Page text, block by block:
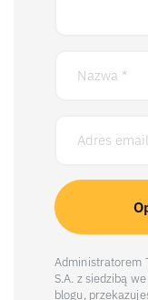
Administratorem
S.A. z siedzibą
blogu,